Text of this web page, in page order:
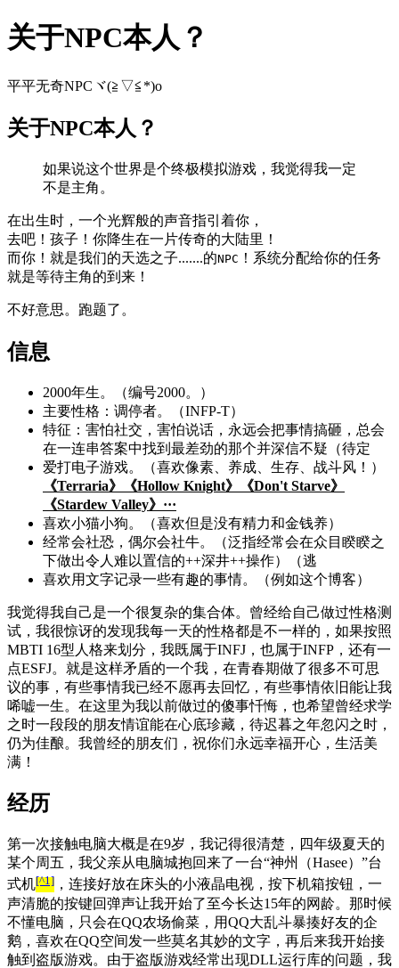
关于NPC本人？
平平无奇NPCヾ(≧▽≦*)o
关于NPC本人？
如果说这个世界是个终极模拟游戏，我觉得我一定
不是主角。
在出生时，一个光辉般的声音指引着你，
去吧！孩子！你降生在一片传奇的大陆里！
而你！就是我们的天选之子.......的NPC ！系统分配给你的任务
就是等待主角的到来！
不好意思。跑题了。
信息
2000年生。（编号2000。）
主要性格：调停者。（INFP-T）
特征：害怕社交，害怕说话，永远会把事情搞砸，总会
在一连串答案中找到最差劲的那个并深信不疑（待定
爱打电子游戏。（喜欢像素、养成、生存、战斗风！）
《Terraria》《Hollow Knight》《Don't Starve》
《Stardew Valley》···
喜欢小猫小狗。（喜欢但是没有精力和金钱养）
经常会社恐，偶尔会社牛。（泛指经常会在众目睽睽之
下做出令人难以置信的++深井++操作）（逃
喜欢用文字记录一些有趣的事情。（例如这个博客）
我觉得我自己是一个很复杂的集合体。曾经给自己做过性格测
试，我很惊讶的发现我每一天的性格都是不一样的，如果按照
MBTI 16型人格来划分，我既属于INFJ，也属于INFP，还有一
点ESFJ。就是这样矛盾的一个我，在青春期做了很多不可思
议的事，有些事情我已经不愿再去回忆，有些事情依旧能让我
唏嘘一生。在这里为我以前做过的傻事忏悔，也希望曾经求学
之时一段段的朋友情谊能在心底珍藏，待迟暮之年忽闪之时，
仍为佳酿。我曾经的朋友们，祝你们永远幸福开心，生活美
满！
经历
第一次接触电脑大概是在9岁，我记得很清楚，四年级夏天的
某个周五，我父亲从电脑城抱回来了一台“神州（Hasee）”台
式机[^1] ，连接好放在床头的小液晶电视，按下机箱按钮，一
声清脆的按键回弹声让我开始了至今长达15年的网龄。那时候
不懂电脑，只会在QQ农场偷菜，用QQ大乱斗暴揍好友的企
鹅，喜欢在QQ空间发一些莫名其妙的文字，再后来我开始接
触到盗版游戏。由于盗版游戏经常出现DLL运行库的问题，我